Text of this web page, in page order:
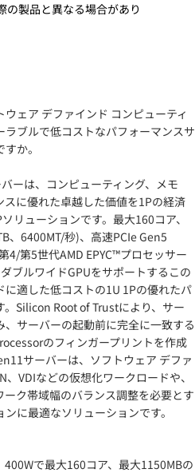
の製品と異なる場合があり
ェア デファインド コンピューティ
ブルで低コストなパフォーマンスサ
か。
ーは、コンピューティング、メモ
に優れた卓越した価値を1Pの経済
リューションです。最大160コア、
、6400MT/秒)、高速PCIe Gen5
4/第5世代AMD EPYC™プロセッサー
ブルワイドGPUをサポートするこの
適した低コストの1U 1Pの優れたパ
Silicon Root of Trustにより、サー
サーバーの起動前に完全に一致する
のフィンガープリントを作成
サーバーは、ソフトウェア デファ
VDIなどの仮想化ワークロードや、
ク帯域幅のバランス調整を必要とす
に最適なソリューションです。
で最大160コア、最大1150MBの